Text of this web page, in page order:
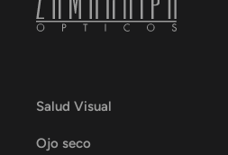
Salud Visual
Ojo seco